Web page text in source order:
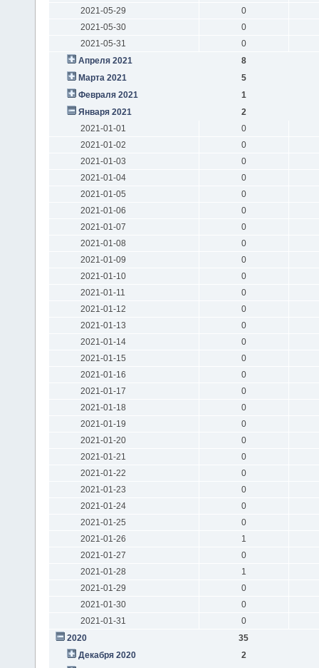
2021-05-29
0
2021-05-30
0
2021-05-31
0
Апреля 2021
8
Марта 2021
5
Февраля 2021
1
Января 2021
2
2021-01-01
0
2021-01-02
0
2021-01-03
0
2021-01-04
0
2021-01-05
0
2021-01-06
0
2021-01-07
0
2021-01-08
0
2021-01-09
0
2021-01-10
0
2021-01-11
0
2021-01-12
0
2021-01-13
0
2021-01-14
0
2021-01-15
0
2021-01-16
0
2021-01-17
0
2021-01-18
0
2021-01-19
0
2021-01-20
0
2021-01-21
0
2021-01-22
0
2021-01-23
0
2021-01-24
0
2021-01-25
0
2021-01-26
1
2021-01-27
0
2021-01-28
1
2021-01-29
0
2021-01-30
0
2021-01-31
0
2020
35
Декабря 2020
2